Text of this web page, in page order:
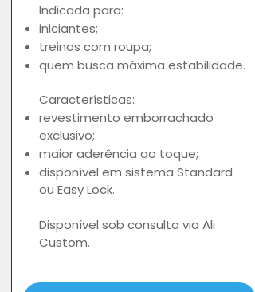
Indicada para:
iniciantes;
treinos com roupa;
quem busca máxima estabilidade.
Características:
revestimento emborrachado
exclusivo;
maior aderência ao toque;
disponível em sistema Standard
ou Easy Lock.
Disponível sob consulta via Ali
Custom.